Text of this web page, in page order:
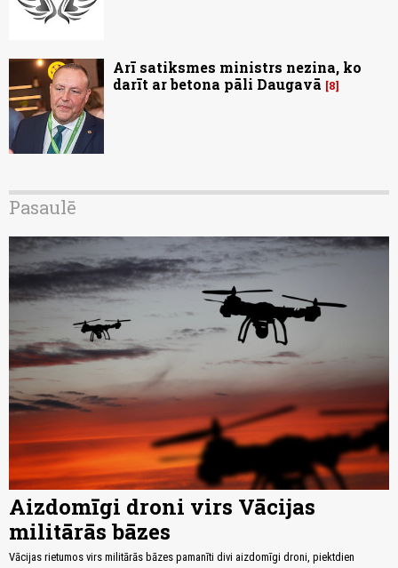
Arī satiksmes ministrs nezina, ko
darīt ar betona pāli Daugavā
8
Pasaulē
Aizdomīgi droni virs Vācijas
militārās bāzes
Vācijas rietumos virs militārās bāzes pamanīti divi aizdomīgi droni, piektdien